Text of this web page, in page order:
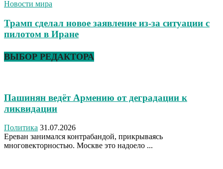
Новости мира
Трамп сделал новое заявление из-за ситуации с
пилотом в Иране
ВЫБОР РЕДАКТОРА
Пашинян ведёт Армению от деградации к
ликвидации
Политика 31.07.2026
Ереван занимался контрабандой, прикрываясь
многовекторностью. Москве это надоело ...